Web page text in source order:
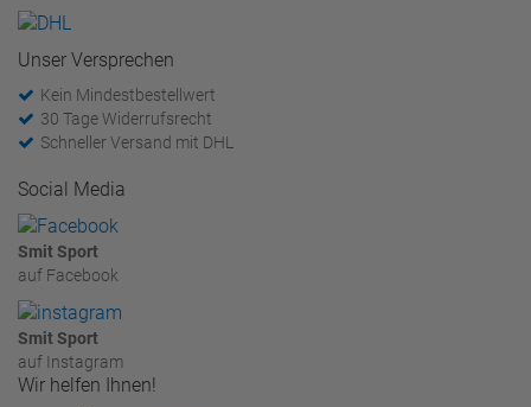
Unser Versprechen
Kein Mindestbestellwert
30 Tage Widerrufsrecht
Schneller Versand mit DHL
Social Media
Smit Sport
auf Facebook
Smit Sport
auf Instagram
Wir helfen Ihnen!